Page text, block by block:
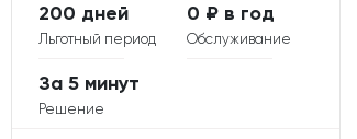
Льготный период
200 дней
Обслуживание
0 ₽ в год
Решение
За 5 минут